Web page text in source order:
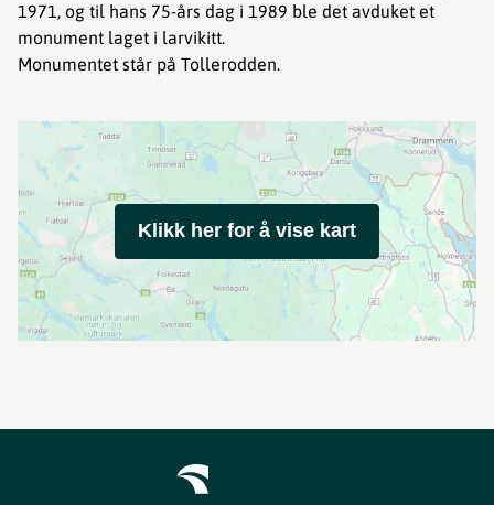
1971, og til hans 75-års dag i 1989 ble det avduket et
monument laget i larvikitt.
Monumentet står på Tollerodden.
Klikk her for å vise kart